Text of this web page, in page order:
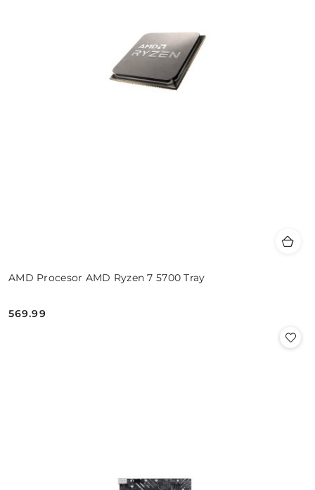
AMD Procesor AMD Ryzen 7 5700 Tray
Cena:
569.99